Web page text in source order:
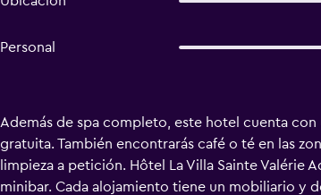
Personal
Además de spa completo, este hotel cuenta con
gratuita. También encontrarás café o té en las
limpieza a petición. Hôtel La Villa Sainte
minibar. Cada alojamiento tiene un mobiliario y